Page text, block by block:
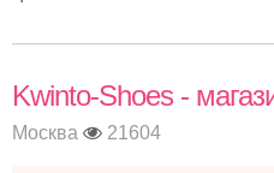
Kwinto-Shoes -
Москва 21604